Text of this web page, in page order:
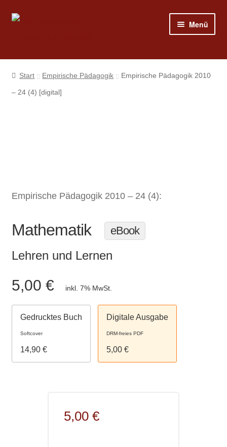
Zur
Zum
Menü
Shop
Programm
Start Empirische Pädagogik Empirische Pädagogik 2010
– 24 (4) [digital]
Empirische Pädagogik 2010 – 24 (4):
Mathematik eBook
Lehren und Lernen
5,00 € inkl. 7% MwSt.
Gedrucktes Buch
Softcover
14,90 €
Digitale Ausgabe
DRM-freies PDF
5,00 €
5,00 €